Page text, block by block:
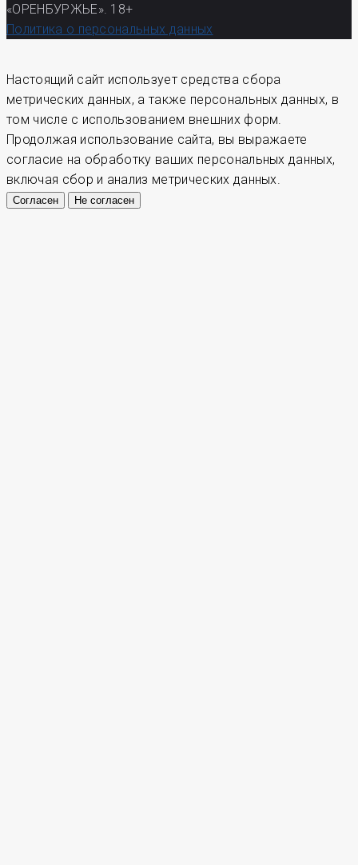
«ОРЕНБУРЖЬЕ». 18+
Политика о персональных данных
Настоящий сайт использует средства сбора
метрических данных, а также персональных данных, в
том числе с использованием внешних форм.
Продолжая использование сайта, вы выражаете
согласие на обработку ваших персональных данных,
включая сбор и анализ метрических данных.
Согласен Не согласен